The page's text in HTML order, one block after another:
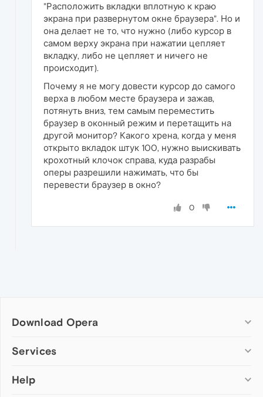
"Расположить вкладки вплотную к краю
экрана при развернутом окне браузера". Но и
она делает не то, что нужно (либо курсор в
самом верху экрана при нажатии цепляет
вкладку, либо не цепляет и ничего не
происходит).
Почему я не могу довести курсор до самого
верха в любом месте браузера и зажав,
потянуть вниз, тем самым переместить
браузер в оконный режим и перетащить на
другой монитор? Какого хрена, когда у меня
открыто вкладок штук 100, нужно выискивать
крохотный клочок справа, куда разрабы
оперы разрешили нажимать, что бы
перевести браузер в окно?
0
Download Opera
Computer browsers
Opera for Mac
Services
Add-ons
Help